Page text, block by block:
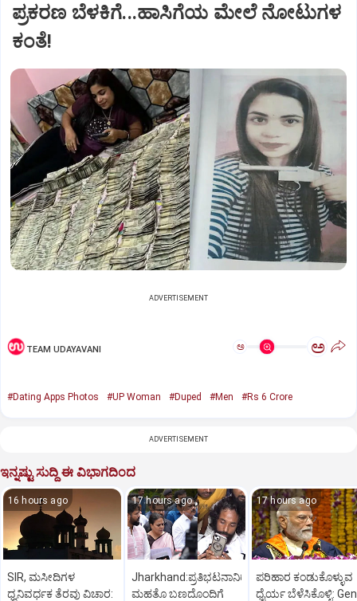
ಪ್ರಕರಣ ಬೆಳಕಿಗೆ...ಹಾಸಿಗೆಯ ಮೇಲೆ ನೋಟುಗಳ
ಕಂತೆ!
ADVERTISEMENT
TEAM UDAYAVANI ಅ ಅ
#Dating Apps Photos #UP Woman #Duped #Men #Rs 6 Crore
ADVERTISEMENT
ಇನ್ನಷ್ಟು ಸುದ್ದಿ ಈ ವಿಭಾಗದಿಂದ
16 hours ago
SIR, ಮಸೀದಿಗಳ
ಧ್ವನಿವರ್ಧಕ ತೆರವು ವಿಚಾರ:
17 hours ago
Jharkhand:ಪ್ರತಿಭಟನಾನಿರತ
ಮಹತೊ ಬಣದೊಂದಿಗೆ
17 hours ago
ಪರಿಹಾರ ಕಂಡುಕೊಳ್ಳುವ
ಧೈರ್ಯ ಬೆಳೆಸಿಕೊಳ್ಳಿ: